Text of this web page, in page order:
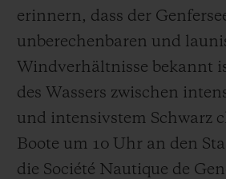
erinnern, dass der
unberechenbaren und
Windverhältnisse bekannt
des Wassers zwischen
und intensivstem Schwarz
Boote um 10 Uhr an den
die Société Nautique de